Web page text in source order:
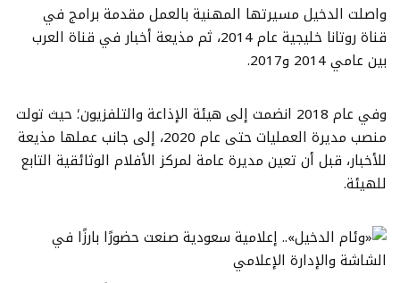
واصلت الدخيل مسيرتها المهنية بالعمل مقدمة برامج في
قناة روتانا خليجية عام 2014، ثم مذيعة أخبار في قناة العرب
بين عامي 2014 و2017.
وفي عام 2018 انضمت إلى هيئة الإذاعة والتلفزيون؛ حيث تولت
منصب مديرة العمليات حتى عام 2020، إلى جانب عملها مذيعة
للأخبار، قبل أن تعين مديرة عامة لمركز الأفلام الوثائقية التابع
للهيئة.